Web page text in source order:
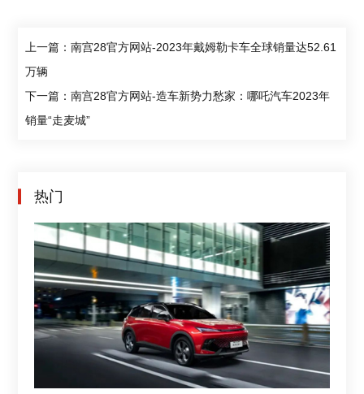
上一篇：南宫28官方网站-2023年戴姆勒卡车全球销量达52.61
万辆
下一篇：南宫28官方网站-造车新势力愁家：哪吒汽车2023年
销量“走麦城”
热门